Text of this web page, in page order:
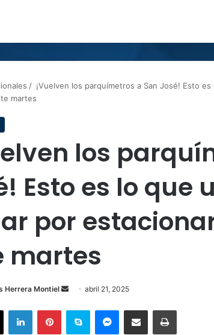
/ ¡Vuelven los parquímetros a San José! Esto
martes
los
Esto es lo que
por
martes
Herrera Montiel
Send
email
abril 21, 2025
X LinkedInPinterestSkype MessengerCompartir por correo electrónicoImprimir